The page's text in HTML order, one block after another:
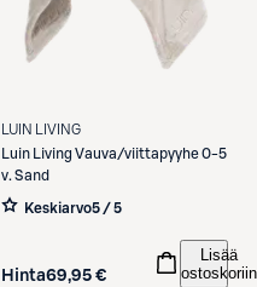
LUIN LIVING
Luin Living Vauva/viittapyyhe 0-5
v. Sand
Keskiarvo5 / 5
Hinta69,95 €
Lisää
ostoskoriin